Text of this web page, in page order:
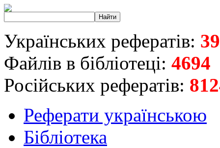
Українських рефератів:
Файлів в бібліотеці: 4694
Російських рефератів:
Реферати українською
Бібліотека